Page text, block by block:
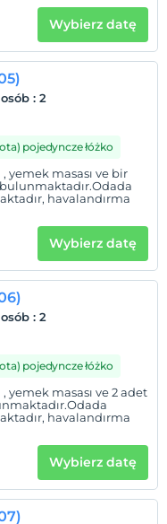
Wybierz datę
: 2
pojedyncze łóżko
yemek masası ve bir
havalandırma
Wybierz datę
: 2
pojedyncze łóżko
yemek masası ve 2 adet
havalandırma
Wybierz datę